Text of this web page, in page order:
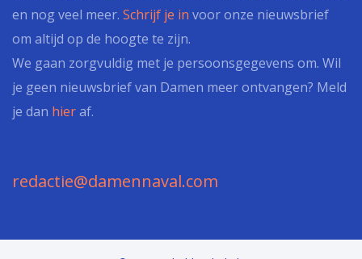
en nog veel meer. Schrijf je in voor onze nieuwsbrief
om altijd op de hoogte te zijn.
We gaan zorgvuldig met je persoonsgegevens om. Wil
je geen nieuwsbrief van Damen meer ontvangen? Meld
je dan hieraf.
redactie@damennaval.com